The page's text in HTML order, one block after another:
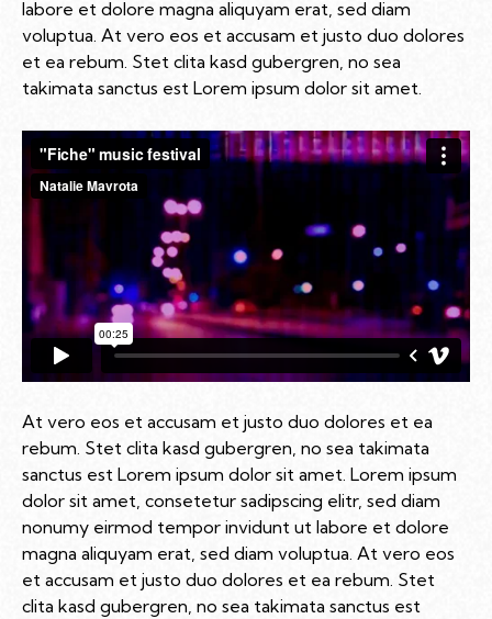
labore et dolore magna aliquyam erat, sed diam
voluptua. At vero eos et accusam et justo duo dolores
et ea rebum. Stet clita kasd gubergren, no sea
takimata sanctus est Lorem ipsum dolor sit amet.
At vero eos et accusam et justo duo dolores et ea
rebum. Stet clita kasd gubergren, no sea takimata
sanctus est Lorem ipsum dolor sit amet. Lorem ipsum
dolor sit amet, consetetur sadipscing elitr, sed diam
nonumy eirmod tempor invidunt ut labore et dolore
magna aliquyam erat, sed diam voluptua. At vero eos
et accusam et justo duo dolores et ea rebum. Stet
clita kasd gubergren, no sea takimata sanctus est